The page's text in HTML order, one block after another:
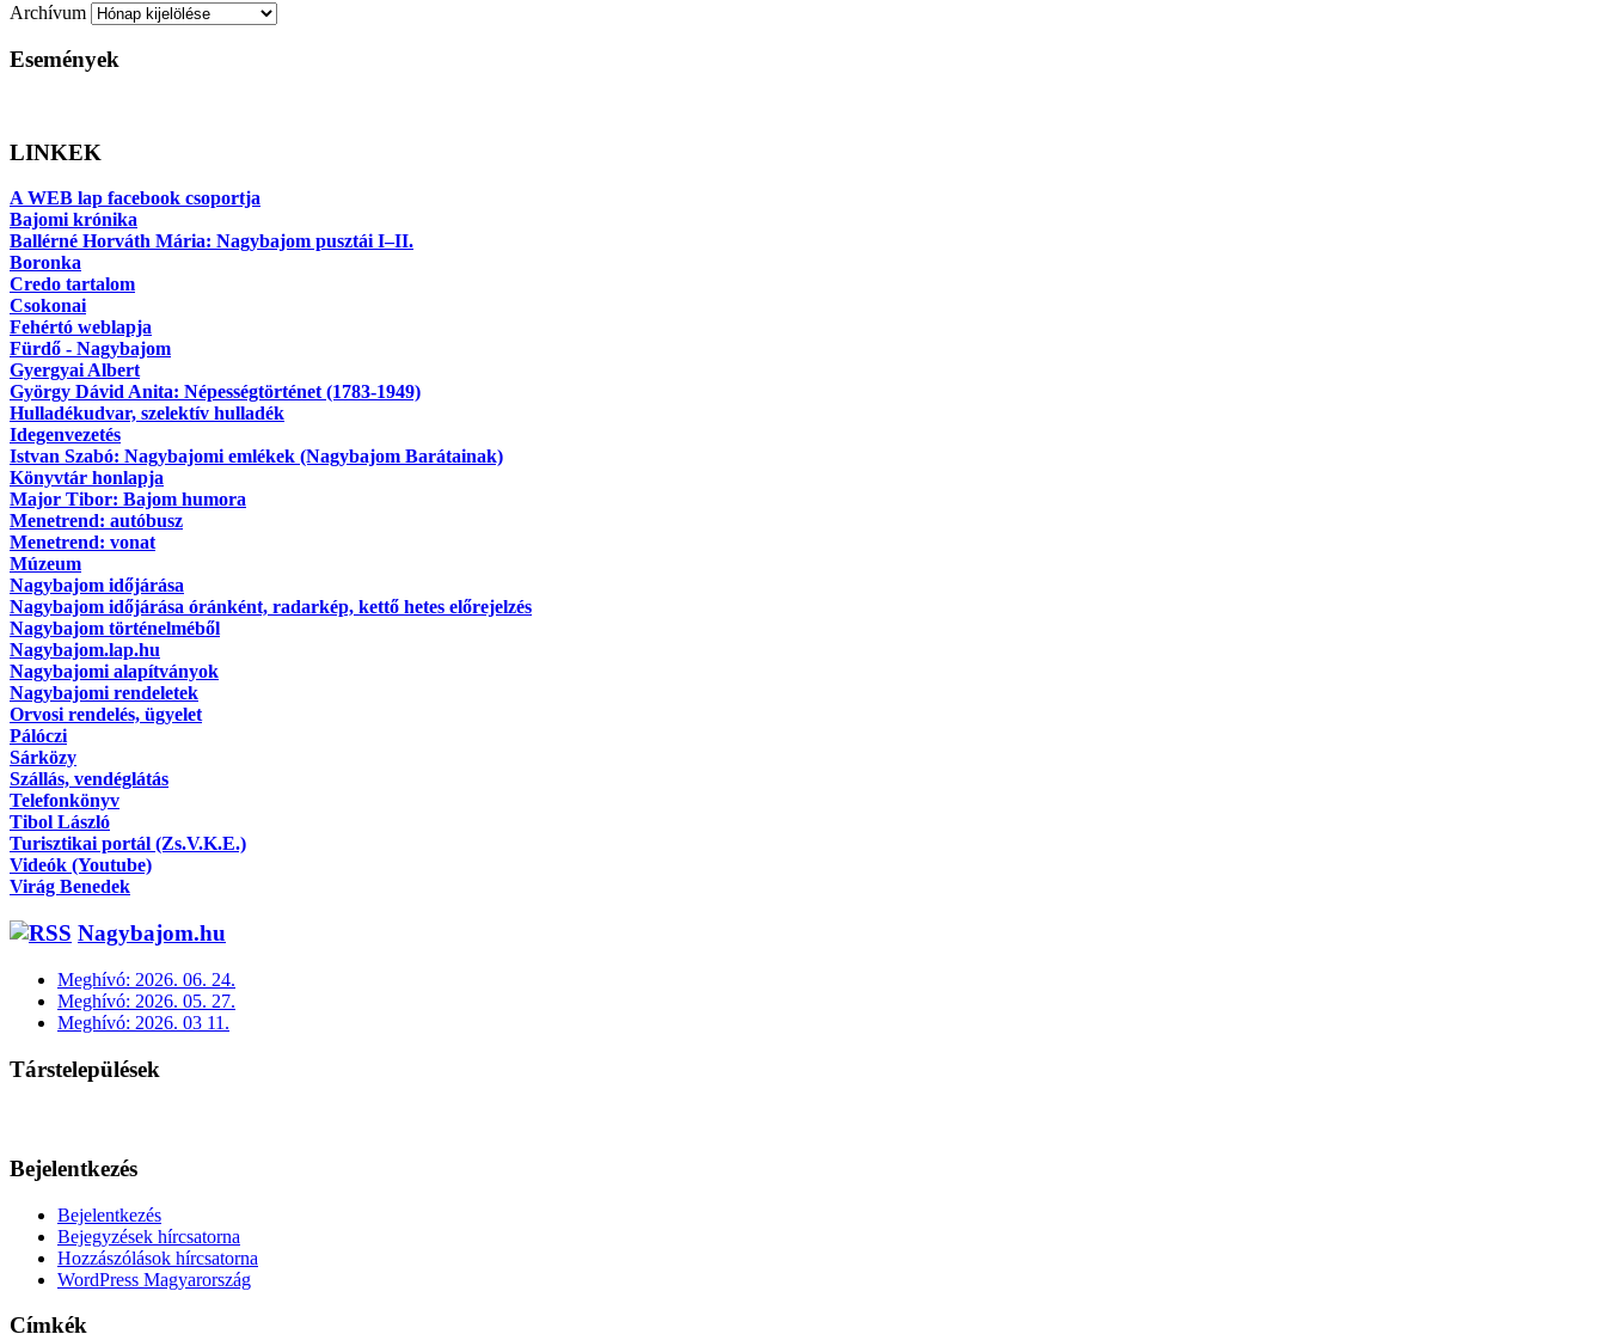
Archívum
Események
LINKEK
A WEB lap facebook csoportja
Bajomi krónika
Ballérné Horváth Mária: Nagybajom pusztái I–II.
Boronka
Credo tartalom
Csokonai
Fehértó weblapja
Fürdő - Nagybajom
Gyergyai Albert
György Dávid Anita: Népességtörténet (1783-1949)
Hulladékudvar, szelektív hulladék
Idegenvezetés
Istvan Szabó: Nagybajomi emlékek (Nagybajom Barátainak)
Könyvtár honlapja
Major Tibor: Bajom humora
Menetrend: autóbusz
Menetrend: vonat
Múzeum
Nagybajom időjárása
Nagybajom időjárása óránként, radarkép, kettő hetes előrejelzés
Nagybajom történelméből
Nagybajom.lap.hu
Nagybajomi alapítványok
Nagybajomi rendeletek
Orvosi rendelés, ügyelet
Pálóczi
Sárközy
Szállás, vendéglátás
Telefonkönyv
Tibol László
Turisztikai portál (Zs.V.K.E.)
Videók (Youtube)
Virág Benedek
Nagybajom.hu
Meghívó: 2026. 06. 24.
Meghívó: 2026. 05. 27.
Meghívó: 2026. 03 11.
Társtelepülések
Bejelentkezés
Bejelentkezés
Bejegyzések hírcsatorna
Hozzászólások hírcsatorna
WordPress Magyarország
Címkék